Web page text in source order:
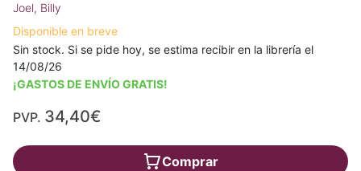
Joel, Billy
Disponible en breve
Sin stock. Si se pide hoy, se estima recibir en la librería el
14/08/26
¡GASTOS DE ENVÍO GRATIS!
PVP. 34,40€
Comprar